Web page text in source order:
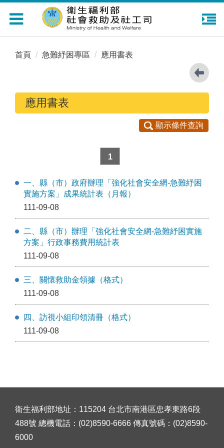
Toggle
navigation
首頁 急難紓困專區 應用書表
應用書表
顯示條件查詢
1
一、縣（市）政府辦理「強化社會安全網-急難紓困
實施方案」成果統計表（月報）
111-09-08
二、縣（市）辦理「強化社會安全網-急難紓困實施
方案」行政事務費用統計表
111-09-08
三、關懷救助金領據（格式）
111-09-08
四、訪視小組印領清冊（格式）
111-09-08
衛生福利部地址：115204 台北市南港區忠孝東路6段
488號 總機電話：(02)8590-6666 傳真號碼：(02)8590-
6000